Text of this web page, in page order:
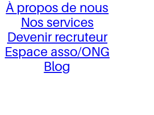
À propos de nous
Nos services
Devenir recruteur
Espace asso/ONG
Blog